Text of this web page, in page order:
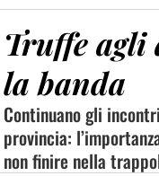
Truffe
la banda
Continuano gli
provincia:
non finire nella